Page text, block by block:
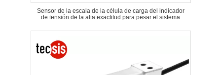
Sensor de la escala de la célula de carga del indicador
de tensión de la alta exactitud para pesar el sistema